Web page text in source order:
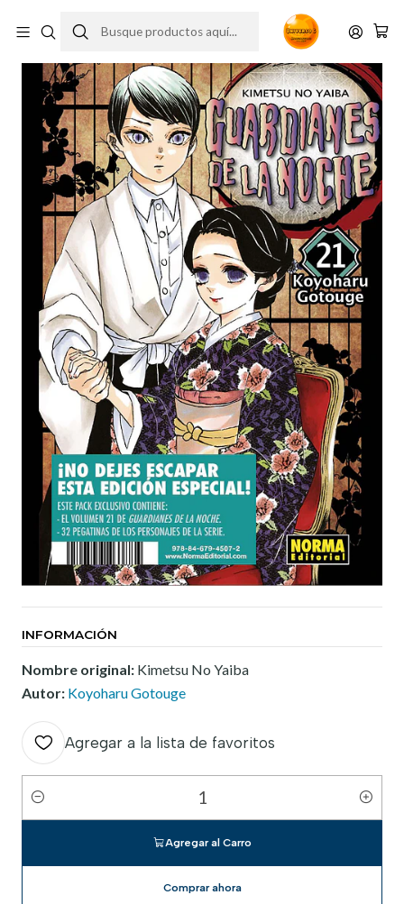
INFORMACIÓN
Nombre original: Kimetsu No Yaiba
Autor: Koyoharu Gotouge
Agregar a la lista de favoritos
Cantidad
Agregar al Carro
Comprar ahora